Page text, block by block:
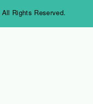
All Rights Reserved.